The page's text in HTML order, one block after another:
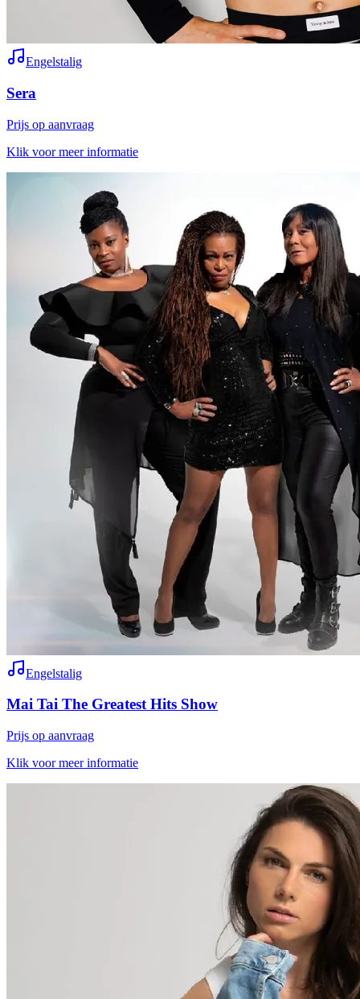
Engelstalig
Sera
Prijs op aanvraag
Klik voor meer informatie
Engelstalig
Mai Tai The Greatest Hits Show
Prijs op aanvraag
Klik voor meer informatie